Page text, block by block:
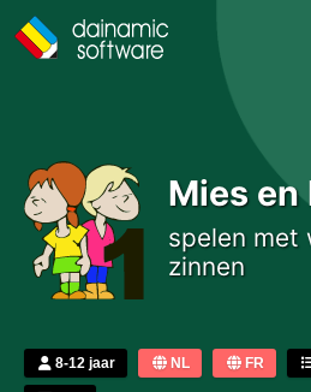
Skip to main content
Mies en
spelen met
zinnen
8-12 jaar NL FR